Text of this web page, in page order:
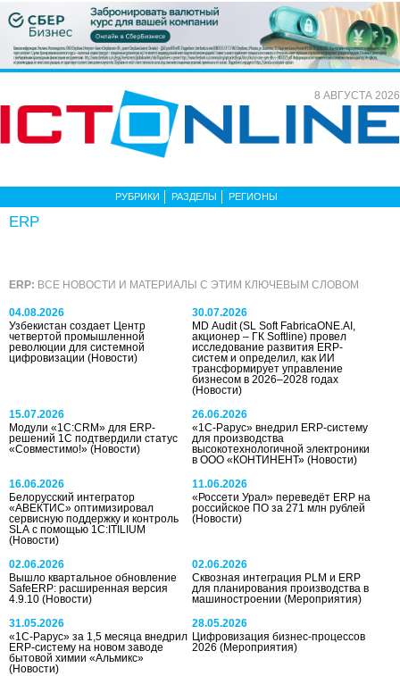
8 АВГУСТА 2026
РУБРИКИ РАЗДЕЛЫ РЕГИОНЫ
ERP
ERP: ВСЕ НОВОСТИ И МАТЕРИАЛЫ С ЭТИМ КЛЮЧЕВЫМ СЛОВОМ
04.08.2026
Узбекистан создает Центр
четвертой промышленной
революции для системной
цифровизации (Новости)
30.07.2026
MD Audit (SL Soft FabricaONE.AI,
акционер – ГК Softline) провел
исследование развития ERP-
систем и определил, как ИИ
трансформирует управление
бизнесом в 2026–2028 годах
(Новости)
15.07.2026
Модули «1С:CRM» для ERP-
решений 1С подтвердили статус
«Совместимо!» (Новости)
26.06.2026
«1С-Рарус» внедрил ERP-систему
для производства
высокотехнологичной электроники
в ООО «КОНТИНЕНТ»(Новости)
16.06.2026
Белорусский интегратор
«АВЕКТИС» оптимизировал
сервисную поддержку и контроль
SLA с помощью 1С:ITILIUM
(Новости)
11.06.2026
«Россети Урал» переведёт ERP на
российское ПО за 271 млн рублей
(Новости)
02.06.2026
Вышло квартальное обновление
SafeERP: расширенная версия
4.9.10 (Новости)
02.06.2026
Сквозная интеграция PLM и ERP
для планирования производства в
машиностроении(Мероприятия)
31.05.2026
«1С-Рарус» за 1,5 месяца внедрил
ERP-систему на новом заводе
бытовой химии «Альмикс»
(Новости)
28.05.2026
Цифровизация бизнес-процессов
2026(Мероприятия)